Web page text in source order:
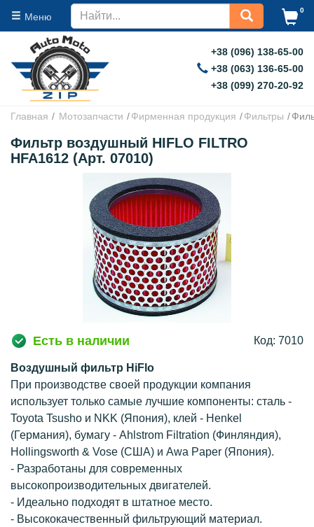
Меню
0
+38 (096) 138-65-00
+38 (063) 136-65-00
+38 (099) 270-20-92
Главная Мотозапчасти Фирменная продукция Фильтры
Фильтр воздушный HIFLO FILTRO
HFA1612 (Арт. 07010)
Есть в наличии Код: 7010
Воздушный фильтр HiFlo
При производстве своей продукции компания
использует только самые лучшие компоненты: сталь -
Toyota Tsusho и NKK (Япония), клей - Henkel
(Германия), бумагу - Ahlstrom Filtration (Финляндия),
Hollingsworth & Vose (США) и Awa Paper (Япония).
- Разработаны для современных
высокопроизводительных двигателей.
- Идеально подходят в штатное место.
- Высококачественный фильтрующий материал.